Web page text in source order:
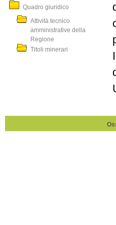
Quadro giuridico
Attività tecnico
amministrative della
Regione
Titoli minerari